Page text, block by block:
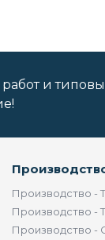
и
Производство -
Производство -
Производство -